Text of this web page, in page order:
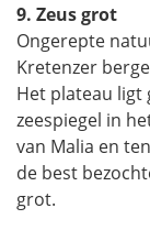
9. Zeus grot
Ongerepte
Kretenzer
Het plateau ligt
zeespiegel in
van Malia en
de best
grot.